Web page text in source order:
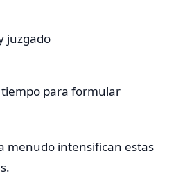
juzgado
tiempo para formular
menudo intensifican estas